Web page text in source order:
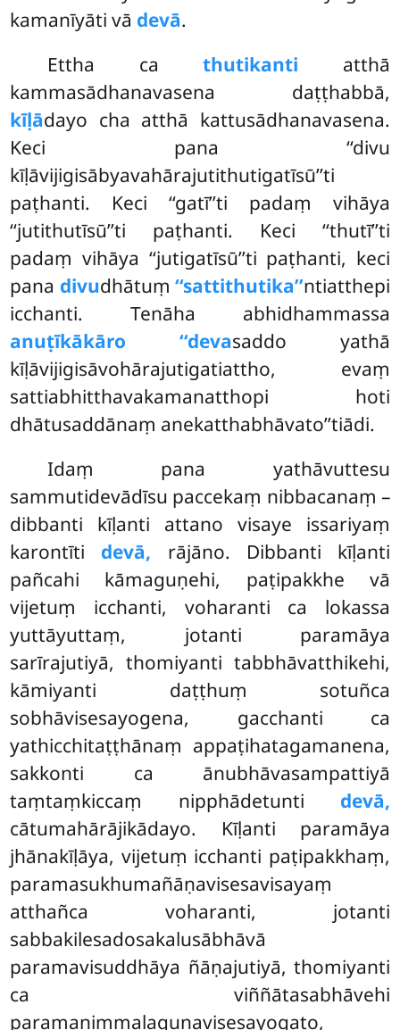
kamanīyāti vā devā.
Ettha cathutikanti atthā
kammasādhanavasena daṭṭhabbā,
kīḷādayo cha atthā kattusādhanavasena.
Keci pana ‘‘divu
kīḷāvijigisābyavahārajutithutigatīsū’’ti
paṭhanti. Keci ‘‘gatī’’ti padaṃ vihāya
‘‘jutithutīsū’’ti paṭhanti. Keci ‘‘thutī’’ti
padaṃ vihāya ‘‘jutigatīsū’’ti paṭhanti, keci
pana divudhātuṃ ‘‘sattithutika’’ntiatthepi
icchanti. Tenāha abhidhammassa
anuṭīkākāro ‘‘devasaddo yathā
kīḷāvijigisāvohārajutigatiattho, evaṃ
sattiabhitthavakamanatthopi hoti
dhātusaddānaṃ anekatthabhāvato’’tiādi.
Idaṃ pana yathāvuttesu
sammutidevādīsu paccekaṃ nibbacanaṃ –
dibbanti kīḷanti attano visaye issariyaṃ
karontīti devā, rājāno. Dibbanti kīḷanti
pañcahi kāmaguṇehi, paṭipakkhe vā
vijetuṃ icchanti, voharanti ca lokassa
yuttāyuttaṃ, jotanti paramāya
sarīrajutiyā, thomiyanti tabbhāvatthikehi,
kāmiyanti daṭṭhuṃ sotuñca
sobhāvisesayogena, gacchanti ca
yathicchitaṭṭhānaṃ appaṭihatagamanena,
sakkonti ca ānubhāvasampattiyā
taṃtaṃkiccaṃ nipphādetunti devā,
cātumahārājikādayo. Kīḷanti paramāya
jhānakīḷāya, vijetuṃ icchanti paṭipakkhaṃ,
paramasukhumañāṇavisesavisayaṃ
atthañca voharanti, jotanti
sabbakilesadosakalusābhāvā
paramavisuddhāya ñāṇajutiyā, thomiyanti
ca viññātasabhāvehi
paramanimmalaguṇavisesayogato,